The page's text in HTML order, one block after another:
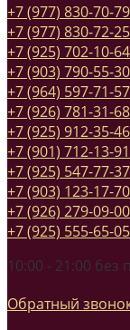
+7 (977) 830-70-79
+7 (977) 830-72-25
+7 (925) 702-10-64
+7 (903) 790-55-30
+7 (964) 597-71-57
+7 (926) 781-31-68
+7 (925) 912-35-46
+7 (901) 712-13-91
+7 (925) 547-77-37
+7 (903) 123-17-70
+7 (926) 279-09-00
+7 (925) 555-65-05
10:00 - 21:00
Обратный